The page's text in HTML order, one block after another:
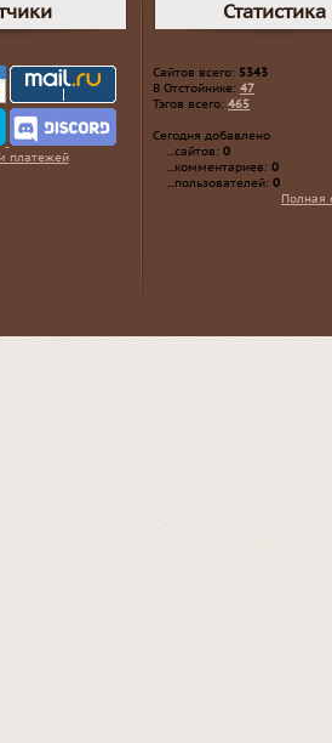
Статистика
Сайтов всего: 5343
В Отстойнике: 47
Тэгов всего: 465
Сегодня добавлено
...сайтов: 0
...комментариев: 0
...пользователей: 0
Полная